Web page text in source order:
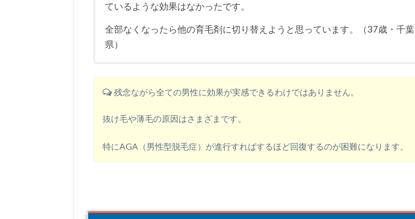
ているような効果はなかったです。
全部なくなったら他の育毛剤に切り替えようと思っています。（37歳・千葉
県）
残念ながら全ての男性に効果が実感できるわけではありません。
抜け毛や薄毛の原因はさまざまです。
特にAGA（男性型脱毛症）が進行すればするほど回復するのが困難になります。